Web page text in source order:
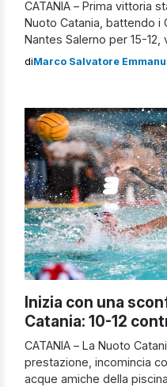
CATANIA – Prima vittoria
Nuoto Catania, battendo i
Nantes Salerno per 15-12,
fondamentale per il
partita […]
diMarco Salvatore
Inizia con una
Catania: 10-12
CATANIA – La Nuoto
prestazione, incomincia
acque amiche della